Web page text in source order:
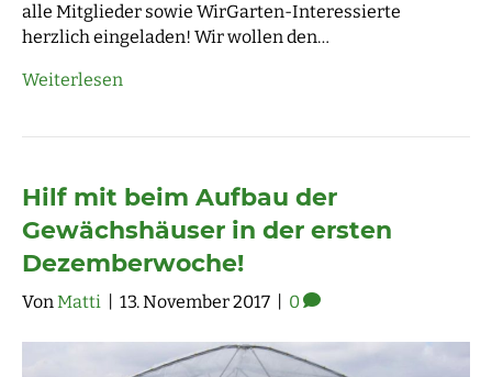
alle Mitglieder sowie WirGarten-Interessierte
herzlich eingeladen! Wir wollen den…
Weiterlesen
Hilf mit beim Aufbau der
Gewächshäuser in der ersten
Dezemberwoche!
VonMatti 13. November 2017 0